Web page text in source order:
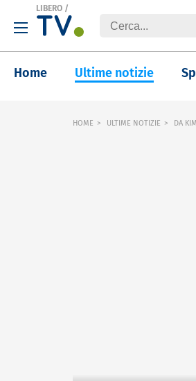
LIBERO /
Home Ultime notizie
HOME ULTIME NOTIZIE DA